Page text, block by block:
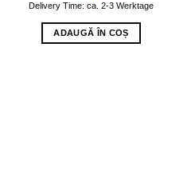
Delivery Time: ca. 2-3 Werktage
ADAUGĂ ÎN COȘ